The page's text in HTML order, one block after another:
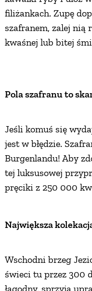
filiżankach. Zupę
szafranem, zalej nią
kwaśnej lub bitej
Pola szafranu to
Jeśli komuś się
jest w błędzie.
Burgenlandu! Aby
tej luksusowej
pręciki z 250 000
Największa
Wschodni brzeg
świeci tu przez 300
łagodny, sprzyja